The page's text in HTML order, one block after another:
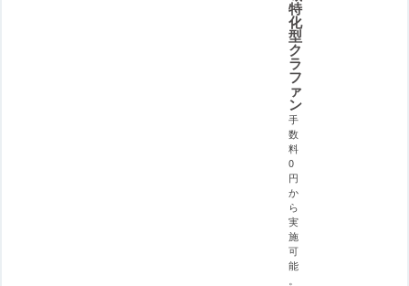
特
化
型
ク
ラ
フ
ァ
ン
手
数
料
0
円
か
ら
実
施
可
能